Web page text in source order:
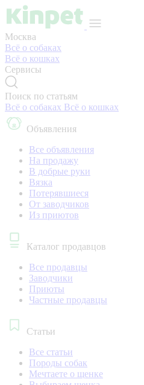
Москва
Всё о собаках
Всё о кошках
Сервисы
Поиск по статьям
Всё о собаках Всё о кошках
Объявления
Все объявления
На продажу
В добрые руки
Вязка
Потерявшиеся
От заводчиков
Из приютов
Каталог продавцов
Все продавцы
Заводчики
Приюты
Частные продавцы
Статьи
Все статьи
Породы собак
Мечтаете о щенке